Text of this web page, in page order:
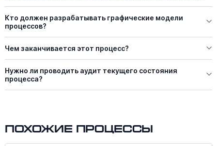
Кто должен разрабатывать графические модели
процессов?
Чем заканчивается этот процесс?
Нужно ли проводить аудит текущего состояния
процесса?
Похожие процессы